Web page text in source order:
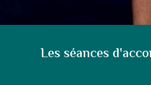
Les séances